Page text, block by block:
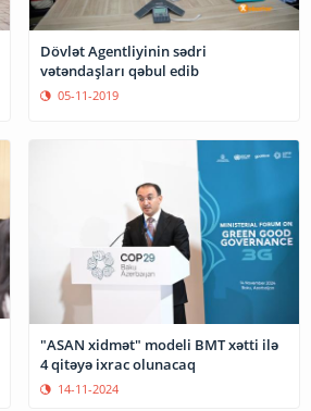
Dövlət Agentliyinin sədri
vətəndaşları qəbul edib
05-11-2019
"ASAN xidmət" modeli BMT xətti ilə
4 qitəyə ixrac olunacaq
14-11-2024